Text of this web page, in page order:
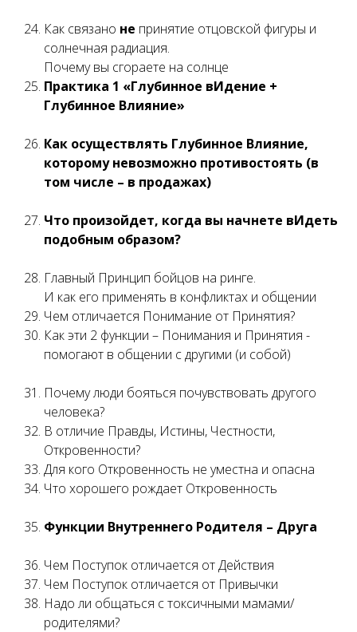
Как связано не принятие отцовской фигуры и
солнечная радиация.
Почему вы сгораете на солнце
Практика 1 «Глубинное вИдение +
Глубинное Влияние»
Как осуществлять Глубинное Влияние,
которому невозможно противостоять (в
том числе – в продажах)
Что произойдет, когда вы начнете вИдеть
подобным образом?
Главный Принцип бойцов на ринге.
И как его применять в конфликтах и общении
Чем отличается Понимание от Принятия?
Как эти 2 функции – Понимания и Принятия -
помогают в общении с другими (и собой)
Почему люди бояться почувствовать другого
человека?
В отличие Правды, Истины, Честности,
Откровенности?
Для кого Откровенность не уместна и опасна
Что хорошего рождает Откровенность
Функции Внутреннего Родителя – Друга
Чем Поступок отличается от Действия
Чем Поступок отличается от Привычки
Надо ли общаться с токсичными мамами/
родителями?